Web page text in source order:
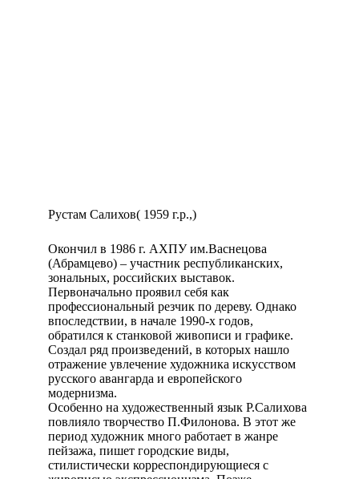
Рустам Салихов( 1959 г.р.,)
Окончил в 1986 г. АХПУ им.Васнецова
(Абрамцево) – участник республиканских,
зональных, российских выставок.
Первоначально проявил себя как
профессиональный резчик по дереву. Однако
впоследствии, в начале 1990-х годов,
обратился к станковой живописи и графике.
Создал ряд произведений, в которых нашло
отражение увлечение художника искусством
русского авангарда и европейского
модернизма.
Особенно на художественный язык Р.Салихова
повлияло творчество П.Филонова. В этот же
период художник много работает в жанре
пейзажа, пишет городские виды,
стилистически корреспондирующиеся с